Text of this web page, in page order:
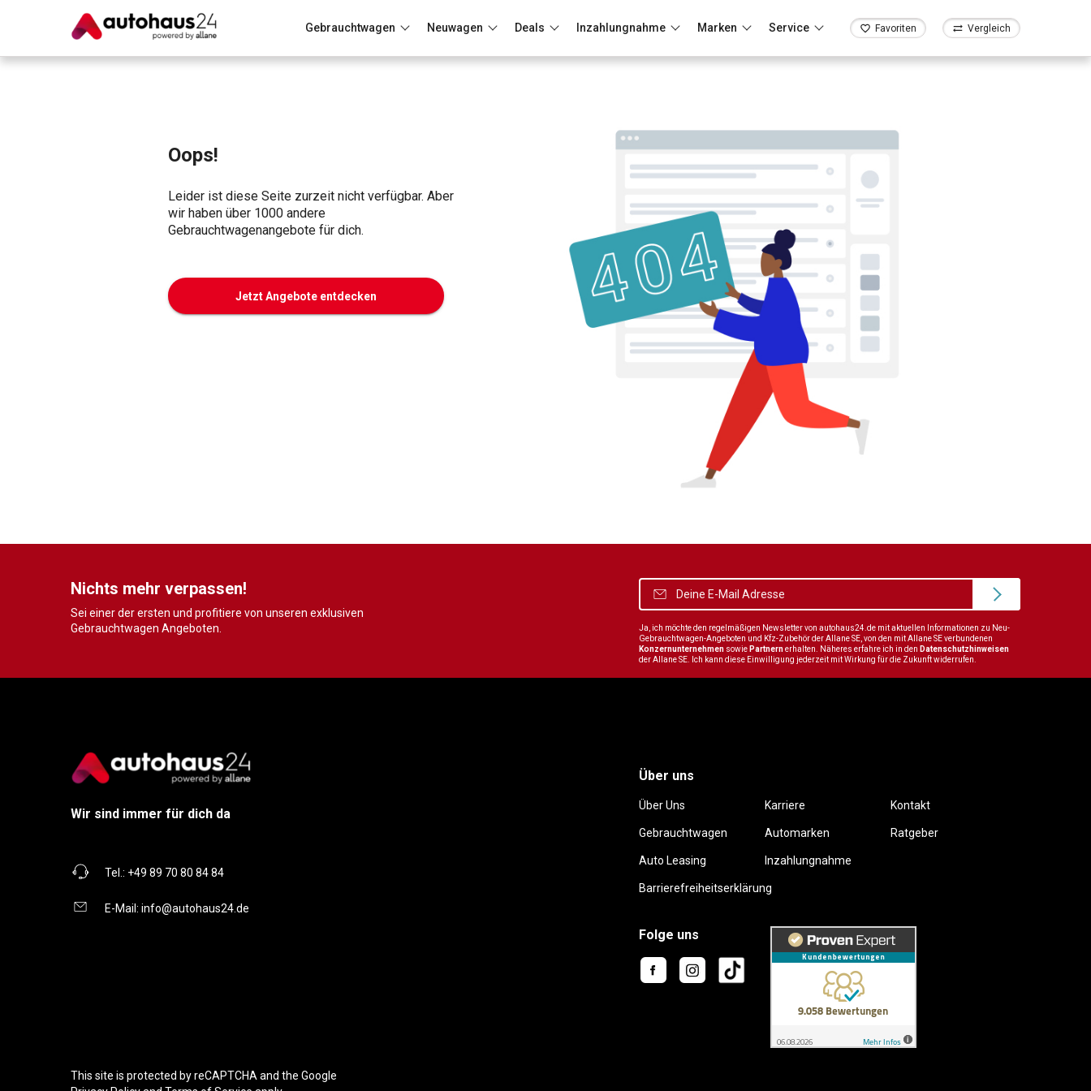
Gebrauchtwagen Neuwagen Deals Inzahlungnahme Marken Service Favoriten Vergleich
Oops!
Leider ist diese Seite zurzeit nicht verfügbar. Aber
wir haben über 1000 andere
Gebrauchtwagenangebote für dich.
Jetzt Angebote entdecken
Nichts mehr verpassen!
Sei einer der ersten und profitiere von unseren exklusiven
Gebrauchtwagen Angeboten.
Ja, ich möchte den regelmäßigen Newsletter von autohaus24.de mit aktuellen Informationen zu Neu-
Gebrauchtwagen-Angeboten und Kfz-Zubehör der Allane SE, von den mit Allane SE verbundenen
Konzernunternehmen sowie Partnernerhalten. Näheres erfahre ich in den Datenschutzhinweisen
der Allane SE. Ich kann diese Einwilligung jederzeit mit Wirkung für die Zukunft widerrufen.
Wir sind immer für dich da
Tel.: +49 89 70 80 84 84
E-Mail: info@autohaus24.de
Über uns
Über Uns Karriere Kontakt
Gebrauchtwagen Automarken Ratgeber
Auto Leasing Inzahlungnahme
Barrierefreiheitserklärung
Folge uns
This site is protected by reCAPTCHA and the Google